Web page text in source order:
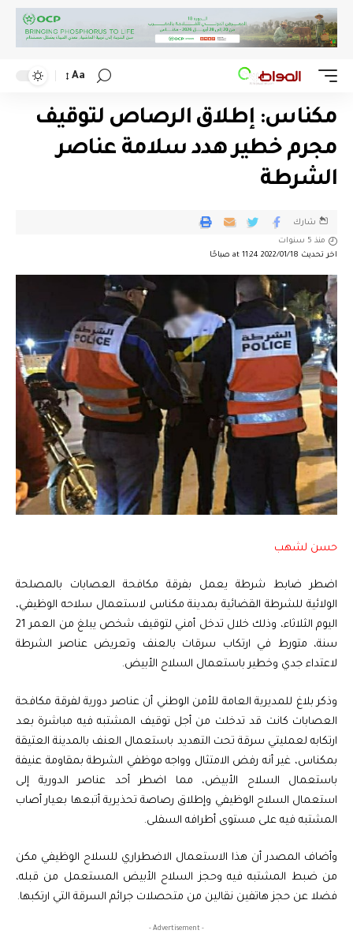
Aa
مكناس: إطلاق الرصاص لتوقيف
مجرم خطير هدد سلامة عناصر
الشرطة
اخر تحديث 2022/01/18 at 11:24 صباحًا
منذ 5 سنوات
شارك
حسن لشهب
اضطر ضابط شرطة يعمل بفرقة مكافحة العصابات بالمصلحة
الولائية للشرطة القضائية بمدينة مكناس لاستعمال سلاحه الوظيفي،
اليوم الثلاثاء، وذلك خلال تدخل أمني لتوقيف شخص يبلغ من العمر 21
سنة، متورط في ارتكاب سرقات بالعنف وتعريض عناصر الشرطة
لاعتداء جدي وخطير باستعمال السلاح الأبيض.
وذكر بلاغ للمديرية العامة للأمن الوطني أن عناصر دورية لفرقة مكافحة
العصابات كانت قد تدخلت من أجل توقيف المشتبه فيه مباشرة بعد
ارتكابه لعمليتي سرقة تحت التهديد باستعمال العنف بالمدينة العتيقة
بمكناس، غير أنه رفض الامتثال وواجه موظفي الشرطة بمقاومة عنيفة
باستعمال السلاح الأبيض، مما اضطر أحد عناصر الدورية إلى
استعمال السلاح الوظيفي وإطلاق رصاصة تحذيرية أتبعها بعيار أصاب
المشتبه فيه على مستوى أطرافه السفلى.
وأضاف المصدر أن هذا الاستعمال الاضطراري للسلاح الوظيفي مكن
من ضبط المشتبه فيه وحجز السلاح الأبيض المستعمل من قبله،
فضلا عن حجز هاتفين نقالين من متحصلات جرائم السرقة التي ارتكبها.
- Advertisement -